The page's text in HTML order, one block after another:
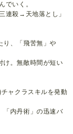
でいく。
連殺→天地落とし」
り、「飛苦無」や
け。無敵時間が短い
ャクラスキルを発動
「内丹術」の迅速バ